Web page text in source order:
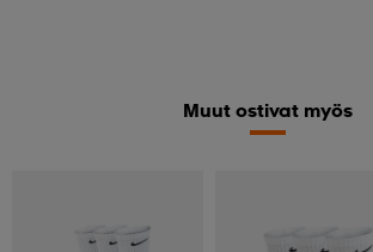
Muut ostivat myös